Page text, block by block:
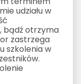
udziału w
bądź otrzyma
zastrzega
szkolenia w